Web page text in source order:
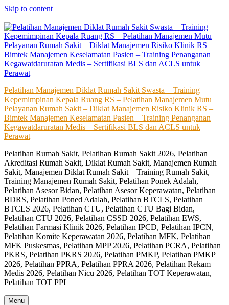
Skip to content
Pelatihan Manajemen Diklat Rumah Sakit Swasta – Training
Kepemimpinan Kepala Ruang RS – Pelatihan Manajemen Mutu
Pelayanan Rumah Sakit – Diklat Manajemen Risiko Klinik RS –
Bimtek Manajemen Keselamatan Pasien – Training Penanganan
Kegawatdaruratan Medis – Sertifikasi BLS dan ACLS untuk
Perawat
Pelatihan Rumah Sakit, Pelatihan Rumah Sakit 2026, Pelatihan
Akreditasi Rumah Sakit, Diklat Rumah Sakit, Manajemen Rumah
Sakit, Manajemen Diklat Rumah Sakit – Training Rumah Sakit,
Training Manajemen Rumah Sakit, Pelatihan Ponek Adalah,
Pelatihan Asesor Bidan, Pelatihan Asesor Keperawatan, Pelatihan
BDRS, Pelatihan Poned Adalah, Pelatihan BTCLS, Pelatihan
BTCLS 2026, Pelatihan CTU, Pelatihan CTU Bagi Bidan,
Pelatihan CTU 2026, Pelatihan CSSD 2026, Pelatihan EWS,
Pelatihan Farmasi Klinik 2026, Pelatihan IPCD, Pelatihan IPCN,
Pelatihan Komite Keperawatan 2026, Pelatihan MFK, Pelatihan
MFK Puskesmas, Pelatihan MPP 2026, Pelatihan PCRA, Pelatihan
PKRS, Pelatihan PKRS 2026, Pelatihan PMKP, Pelatihan PMKP
2026, Pelatihan PPRA, Pelatihan PPRA 2026, Pelatihan Rekam
Medis 2026, Pelatihan Nicu 2026, Pelatihan TOT Keperawatan,
Pelatihan TOT PPI
Menu